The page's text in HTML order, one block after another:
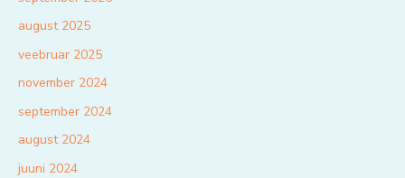
august 2025
veebruar 2025
november 2024
september 2024
august 2024
juuni 2024